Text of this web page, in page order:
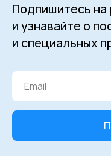
Подпишитесь на
и узнавайте о
и специальных